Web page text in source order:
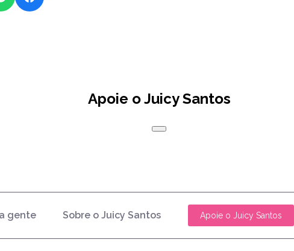
Apoie o Juicy Santos
gente Sobre o Juicy Santos Apoie o Juicy Santos